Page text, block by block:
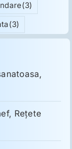
(3)
(3)
Reţete